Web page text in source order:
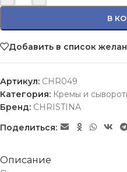
В
Добавить в список
Артикул: CHR049
Категория: Кремы и
Бренд: CHRISTINA
Поделиться:
Описание